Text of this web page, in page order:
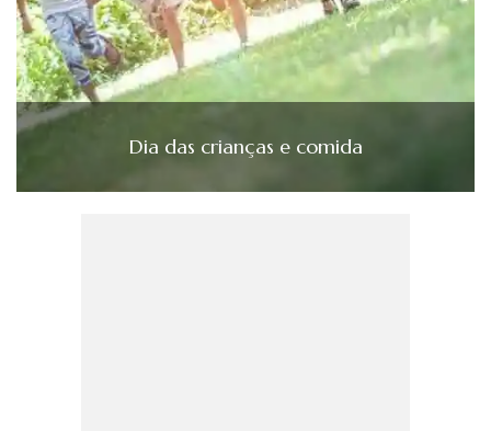
Dia das crianças e comida